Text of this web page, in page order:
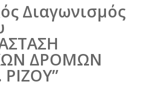
Διαγωνισμός
ΔΡΟΜΩΝ